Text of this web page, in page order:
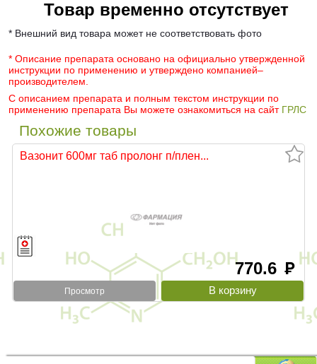
Товар временно отсутствует
* Внешний вид товара может не соответствовать фото
* Описание препарата основано на официально утвержденной
инструкции по применению и утверждено компанией–
производителем.
С описанием препарата и полным текстом инструкции по
применению препарата Вы можете ознакомиться на сайт ГРЛС
Похожие товары
Вазонит 600мг таб пролонг п/плен...
770.6 руб
Просмотр